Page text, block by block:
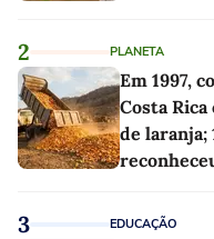
2 PLANETA
Em 1997,
Costa Rica
de laranja;
3 EDUCAÇÃO